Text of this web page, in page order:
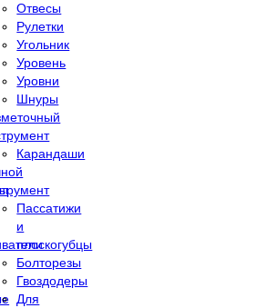
Отвесы
Рулетки
Угольник
Уровень
Уровни
Шнуры
Карандаши
Пассатижи
и
плоскогубцы
Болторезы
Гвоздодеры
Для